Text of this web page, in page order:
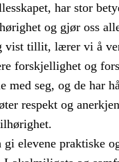
har stor
og gjør oss
vist tillit, lærer vi å
forskjellighet og
med seg, og de har
respekt og
gi elevene praktiske